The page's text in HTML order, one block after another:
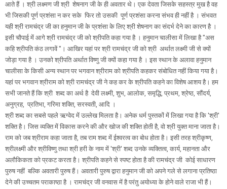
आते हैं । श्री लक्ष्मण जी श्री शेषनाग जी के ही अवतार थे। एक देवता जिसके सहस्त्र मुख है वह
भी जिसकी पूर्ण प्रशंसा न कर सके फिर तो उसकी पूर्ण प्रशंसा करना संभव ही नहीं है । संभवत
यही श्री रामचंद्र जी का हनुमान जी के प्रशंसा के लिए श्री शेषनाग का संदर्भ देने का कारण है ।
इसी चौपाई में आगे श्री रामचंद्र जी को श्रीपति कहा गया है । हनुमान चालीसा में लिखा है "अस
कहि श्रीपति कंठ लगावें "। आखिर यहां पर श्री रामचंद्र जी को श्री अर्थात लक्ष्मी जी से क्यों
जोड़ा गया है । उनको श्रीपति अर्थात विष्णु जी क्यों कहा गया है । इस स्थान के अलावा हनुमान
चालीसा के किसी अन्य स्थान पर भगवान श्रीराम को श्रीपति कहकर संबोधित नहीं किया गया है।
यहां पर भगवान श्रीराम को श्री रामचंद्र जी ने कह कर के श्रीपति कहने का विशेष आशय है। हम
सभी जानते हैं कि श्री शब्द का अर्थ है देवी लक्ष्मी, शुभ, आलोक, समृद्धि, प्रथम, श्रेष्ठ, सौंदर्य,
अनुग्रह, प्रतिभा, गरिमा शक्ति, सरस्वती, आदि ।
श्री शब्द का सबसे पहले ऋग्वेद में उल्लेख मिलता है। अनेक धर्म पुस्तकों में लिखा गया है कि 'श्री'
शक्ति है। जिस व्यक्ति में विकास करने की और खोज की शक्ति होती है, वो श्री युक्त माना जाता है।
राम को जब श्रीराम कहा जाता है, तब राम शब्द में ईश्वरत्व का बोध होता है। इसी तरह श्रीकृष्ण,
श्रीलक्ष्मी और श्रीविष्णु तथा श्री हरी के नाम में 'श्री' शब्द उनके व्यक्तित्व, कार्य, महानता और
अलौकिकता को प्रकट करता है। श्रीपति कहने से स्पष्ट होता है की रामचंद्र जी कोई साधारण
पुरुष नहीं बल्कि अवतारी पुरुष हैं। अवतारी पुरुष द्वारा हनुमान जी को अपने गले से लगाना प्रतिष्ठा
देने की उच्चतम पराकाष्ठा है । रामचंद्र जी वनवास में है परंतु अयोध्या के होने वाले राजा भी हैं।